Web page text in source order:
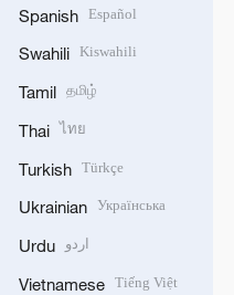
Spanish Español
Swahili Kiswahili
Tamil தமிழ்
Thai ไทย
Turkish Türkçe
Ukrainian Українська
Urdu اردو
Vietnamese Tiếng Việt